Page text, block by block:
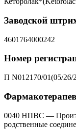
Заводской
4601764000242
Номер
П N012170/01(05/26/
0040 НПВС —
родственные